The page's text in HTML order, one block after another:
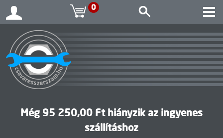
0
Még 95 250,00 Ft hiányzik az ingyenes
szállításhoz